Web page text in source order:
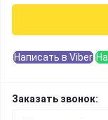
Написать в Viber
Заказать звонок: